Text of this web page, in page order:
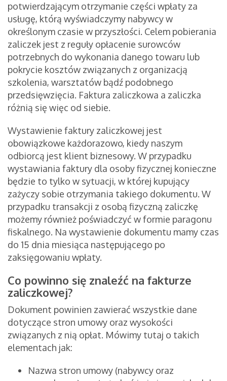
potwierdzającym otrzymanie części wpłaty za
usługę, którą wyświadczymy nabywcy w
określonym czasie w przyszłości. Celem pobierania
zaliczek jest z reguły opłacenie surowców
potrzebnych do wykonania danego towaru lub
pokrycie kosztów związanych z organizacją
szkolenia, warsztatów bądź podobnego
przedsięwzięcia. Faktura zaliczkowa a zaliczka
różnią się więc od siebie.
Wystawienie faktury zaliczkowej jest
obowiązkowe każdorazowo, kiedy naszym
odbiorcą jest klient biznesowy. W przypadku
wystawiania faktury dla osoby fizycznej konieczne
będzie to tylko w sytuacji, w której kupujący
zażyczy sobie otrzymania takiego dokumentu. W
przypadku transakcji z osobą fizyczną zaliczkę
możemy również poświadczyć w formie paragonu
fiskalnego. Na wystawienie dokumentu mamy czas
do 15 dnia miesiąca następującego po
zaksięgowaniu wpłaty.
Co powinno się znaleźć na fakturze
zaliczkowej?
Dokument powinien zawierać wszystkie dane
dotyczące stron umowy oraz wysokości
związanych z nią opłat. Mówimy tutaj o takich
elementach jak:
Nazwa stron umowy (nabywcy oraz